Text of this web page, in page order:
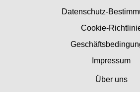
Datenschutz-
Cookie-
Impressum
Über uns